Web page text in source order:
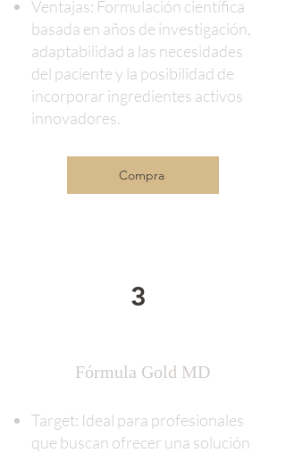
Ventajas: Formulación científica
basada en años de investigación,
adaptabilidad a las necesidades
del paciente y la posibilidad de
incorporar ingredientes activos
innovadores.
Compra
3
Fórmula Gold MD
Target: Ideal para profesionales
que buscan ofrecer una solución